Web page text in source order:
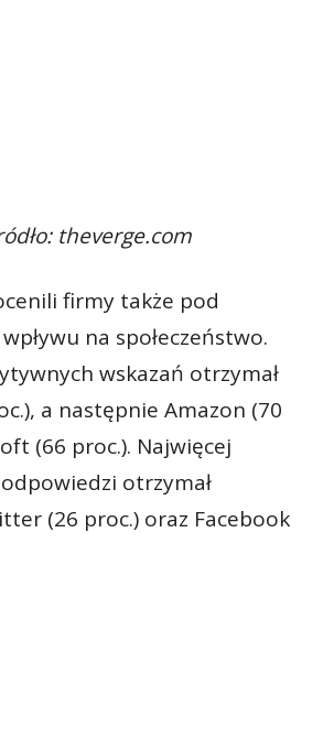
theverge.com
firmy także pod
na społeczeństwo.
wskazań otrzymał
a następnie Amazon (70
(66 proc.). Najwięcej
otrzymał
(26 proc.) oraz Facebook